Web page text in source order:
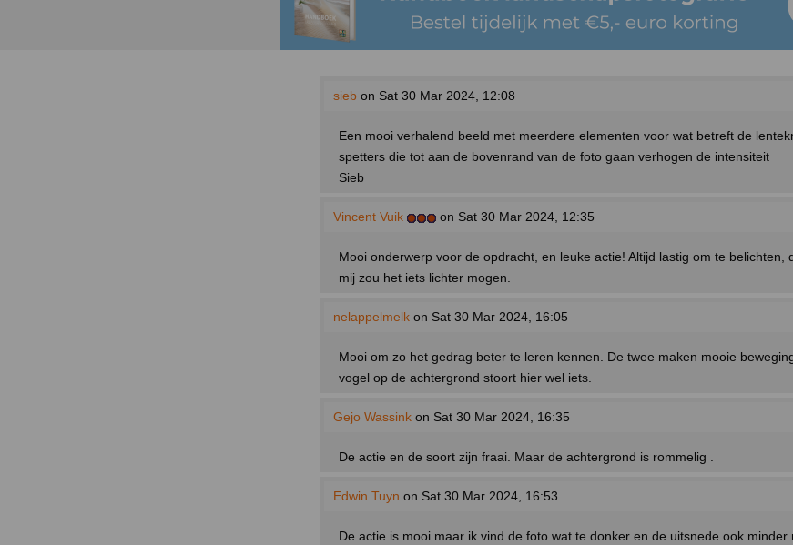
sieb on Sat 30 Mar 2024, 12:08
Een mooi verhalend beeld met meerdere elementen voor wat betreft de
spetters die tot aan de bovenrand van de foto gaan verhogen de intensiteit
Sieb
Vincent Vuik on Sat 30 Mar 2024, 12:35
Mooi onderwerp voor de opdracht, en leuke actie! Altijd lastig om te belichten,
mij zou het iets lichter mogen.
nelappelmelk on Sat 30 Mar 2024, 16:05
Mooi om zo het gedrag beter te leren kennen. De twee maken mooie
vogel op de achtergrond stoort hier wel iets.
Gejo Wassink on Sat 30 Mar 2024, 16:35
De actie en de soort zijn fraai. Maar de achtergrond is rommelig .
Edwin Tuyn on Sat 30 Mar 2024, 16:53
De actie is mooi maar ik vind de foto wat te donker en de uitsnede ook minder